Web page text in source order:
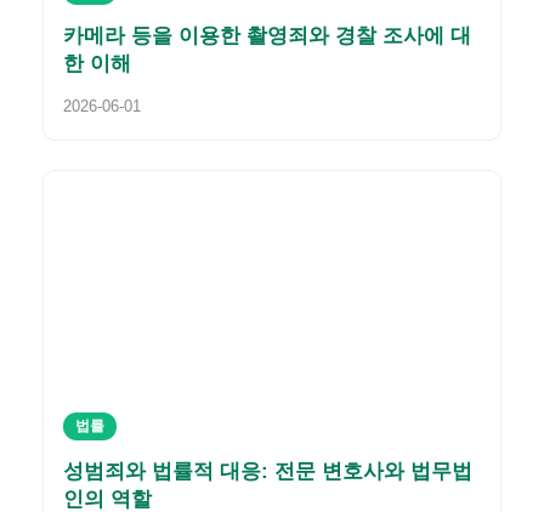
카메라 등을 이용한 촬영죄와 경찰 조사에 대
한 이해
2026-06-01
법률
성범죄와 법률적 대응: 전문 변호사와 법무법
인의 역할